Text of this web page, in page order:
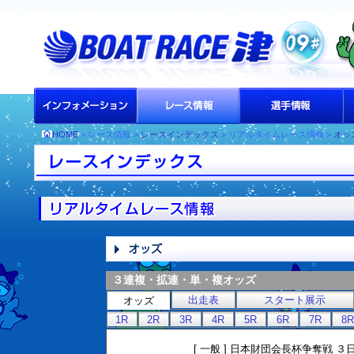
HOME> レース情報 >レースインデックス > リアルタイムレース情報 > オッ
３連複・拡連・単・複オッズ
オッズ 出走表
スタート展示
1R
2R 3R 4R 5R 6R 7R 8R
[ 一般 ] 日本財団会長杯争奪戦